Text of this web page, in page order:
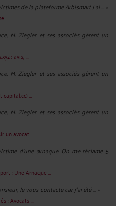
de la plateforme Arbismart J ai ... »
...
M. Ziegler et ses associés gèrent un
: avis, ...
M. Ziegler et ses associés gèrent un
capital.cc) ...
M. Ziegler et ses associés gèrent un
un avocat ...
d'une arnaque. On me réclame 5
: Une Arnaque ...
Je vous contacte car j'ai été ... »
: Avocats ...